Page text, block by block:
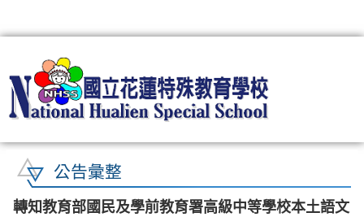
公告彙整
轉知教育部國民及學前教育署高級中等學校本土語文